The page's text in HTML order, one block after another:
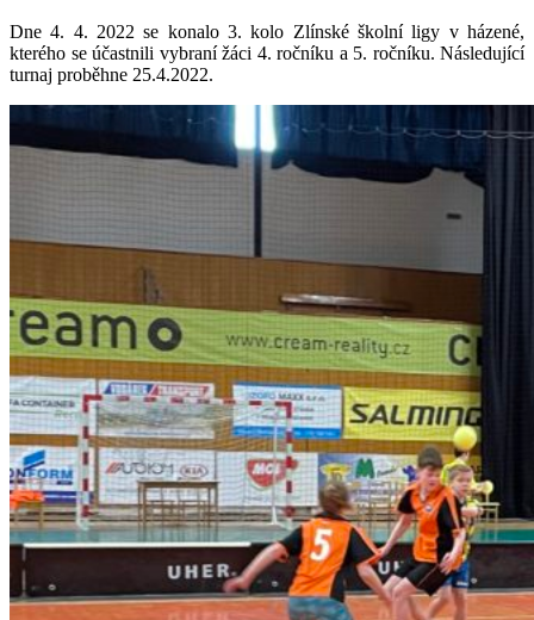
Dne 4. 4. 2022 se konalo 3. kolo Zlínské školní ligy v házené,
kterého se účastnili vybraní žáci 4. ročníku a 5. ročníku. Následující
turnaj proběhne 25.4.2022.